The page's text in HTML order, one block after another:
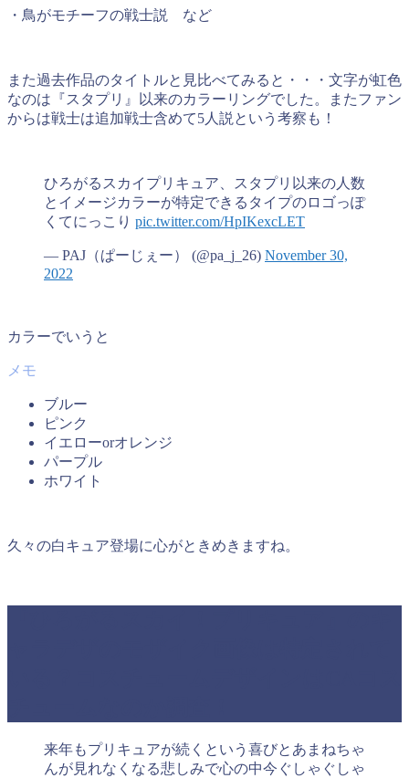
・鳥がモチーフの戦士説 など
また過去作品のタイトルと見比べてみると・・・文字が虹色
なのは『スタプリ』以来のカラーリングでした。またファン
からは戦士は追加戦士含めて5人説という考察も！
ひろがるスカイプリキュア、スタプリ以来の人数
とイメージカラーが特定できるタイプのロゴっぽ
くてにっこり pic.twitter.com/HpIKexcLET
— PAJ（ぱーじぇー） (@pa_j_26) November 30,
2022
カラーでいうと
ブルー
ピンク
イエローorオレンジ
パープル
ホワイト
久々の白キュア登場に心がときめきますね。
来年もプリキュアが続くという喜びとあまねちゃ
んが見れなくなる悲しみで心の中今ぐしゃぐしゃ